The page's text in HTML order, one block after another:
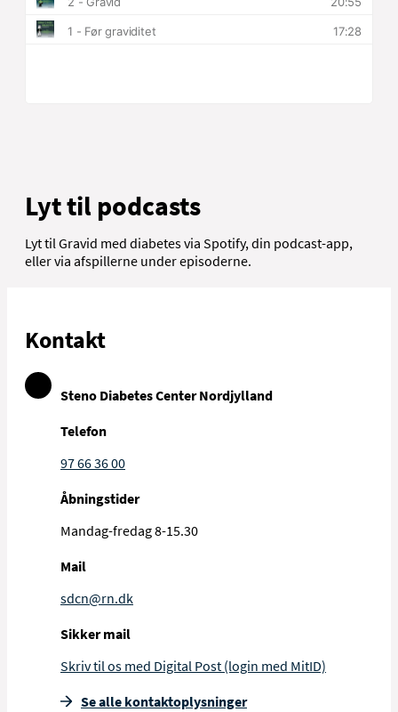
Lyt til podcasts
Lyt til Gravid med diabetes via Spotify, din podcast-app,
eller via afspillerne under episoderne.
Kontakt
Steno Diabetes Center Nordjylland
Telefon
97 66 36 00
Åbningstider
Mandag-fredag 8-15.30
Mail
sdcn@rn.dk
Sikker mail
Skriv til os med Digital Post (login med MitID)
Se alle kontakt­oplysninger